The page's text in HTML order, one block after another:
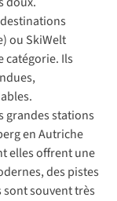
ou SkiWelt
catégorie. Ils
grandes stations
en Autriche
elles offrent une
des pistes
souvent très